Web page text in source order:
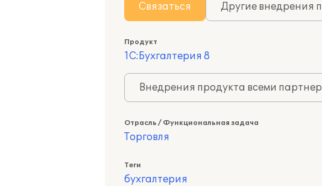
Связаться Другие внедрения
Продукт
1С:Бухгалтерия 8
Внедрения продукта всеми
Отрасль / Функциональная задача
Торговля
Теги
бухгалтерия